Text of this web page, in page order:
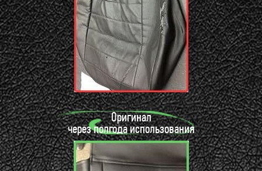
Оригинал
через полгода использования